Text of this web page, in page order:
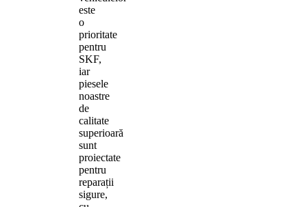
este
o
prioritate
pentru
SKF,
iar
piesele
noastre
de
calitate
superioară
sunt
proiectate
pentru
reparații
sigure,